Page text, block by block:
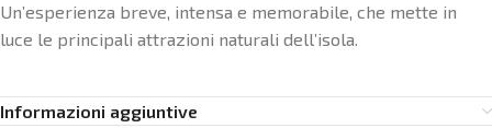
Un’esperienza breve, intensa e memorabile, che mette in
luce le principali attrazioni naturali dell’isola.
Informazioni aggiuntive